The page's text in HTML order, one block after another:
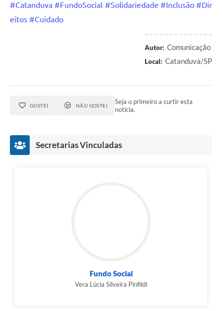
Contato
#Catanduva #FundoSocial #Solidariedade #Inclusão #Dir
eitos #Cuidado
Autor: Comunicação
Local: Catanduva/SP
GOSTEI NÃO GOSTEI
Seja o primeiro a curtir esta
notícia.
Secretarias Vinculadas
Fundo Social
Vera Lúcia Silveira Pinfildi